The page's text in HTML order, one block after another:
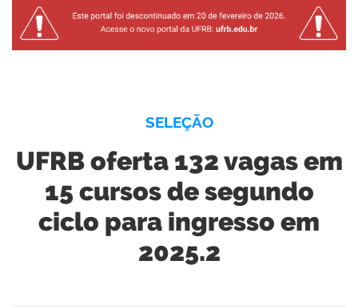
SELEÇÃO
UFRB oferta 132 vagas em
15 cursos de segundo
ciclo para ingresso em
2025.2